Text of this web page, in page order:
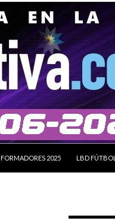
FORMADORES 2025 LBD FÚTBOL